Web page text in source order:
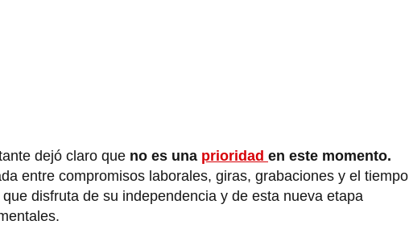
dejó claro que no es una prioridad en este momento.
entre compromisos laborales, giras, grabaciones y el tiempo
disfruta de su independencia y de esta nueva etapa